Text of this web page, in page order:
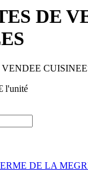
DE
l'unité
DE LA